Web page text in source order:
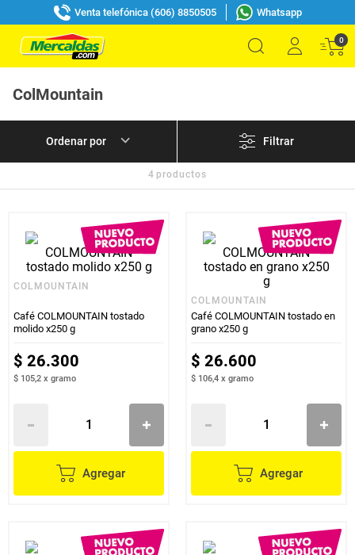
Venta telefónica (606) 8850505 Whatsapp
0
ColMountain
Filtrar
4 productos
COLMOUNTAIN
Café COLMOUNTAIN tostado
molido x250 g
$ 26.300
$ 105,2 x gramo
Agregar
COLMOUNTAIN
Café COLMOUNTAIN tostado en
grano x250 g
$ 26.600
$ 106,4 x gramo
Agregar